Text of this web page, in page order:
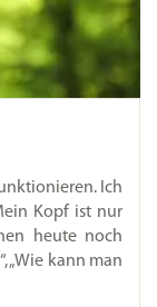
Ich
Kopf ist nur
heute noch
„Wie kann man